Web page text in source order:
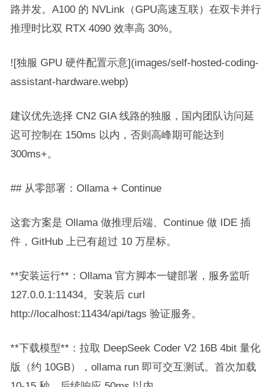
路并发。A100 的 NVLink（GPU高速互联）在双卡并行
推理时比双 RTX 4090 效率高 30%。
![独服 GPU 硬件配置示意](images/self-hosted-coding-
assistant-hardware.webp)
建议优先选择 CN2 GIA 线路的独服，国内团队访问延
迟可控制在 150ms 以内，否则高峰期可能达到
300ms+。
## 从零部署：Ollama + Continue
这套方案是 Ollama 做推理后端、Continue 做 IDE 插
件，GitHub 上已有超过 10 万星标。
**安装运行**：Ollama 官方脚本一键部署，服务监听
127.0.0.1:11434。安装后 curl
http://localhost:11434/api/tags 验证服务。
**下载模型**：拉取 DeepSeek Coder V2 16B 4bit 量化
版（约 10GB），ollama run 即可交互测试。首次加载